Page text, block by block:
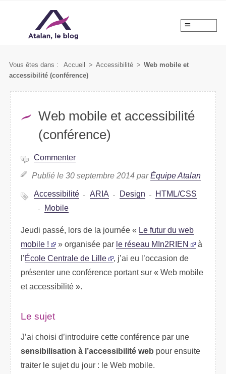
Vous êtes dans : Accueil > Accessibilité > Web mobile et
accessibilité (conférence)
Web mobile et accessibilité
(conférence)
Commenter
Publié le 30 septembre 2014 parÉquipe Atalan
Accessibilité ARIA Design
HTML/CSS
Mobile
Jeudi passé, lors de la journée « Le futur du web
mobile !
» organisée par le réseau MIn2RIEN
à
l’École Centrale de Lille
, j’ai eu l’occasion de
présenter une conférence portant sur « Web mobile
et accessibilité ».
Le sujet
J’ai choisi d’introduire cette conférence par une
sensibilisation à l’accessibilité web pour ensuite
traiter le sujet du jour : le Web mobile.